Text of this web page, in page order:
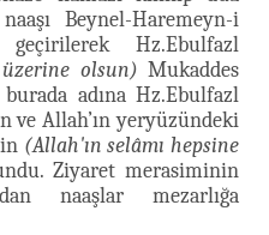
Beynel-Haremeyn-i
geçirilerek Hz.Ebulfazl
olsun) Mukaddes
adına Hz.Ebulfazl
ve Allah’ın yeryüzündeki
(Allah'ın selâmı hepsine
Ziyaret merasiminin
naaşlar mezarlığa